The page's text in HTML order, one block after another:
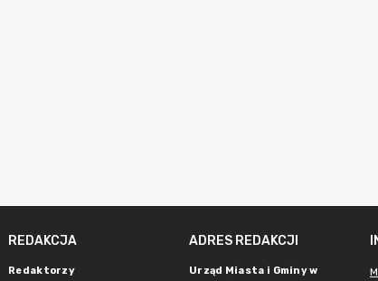
REDAKCJA
Redaktorzy
ADRES REDAKCJI
Urząd Miasta i Gminy w